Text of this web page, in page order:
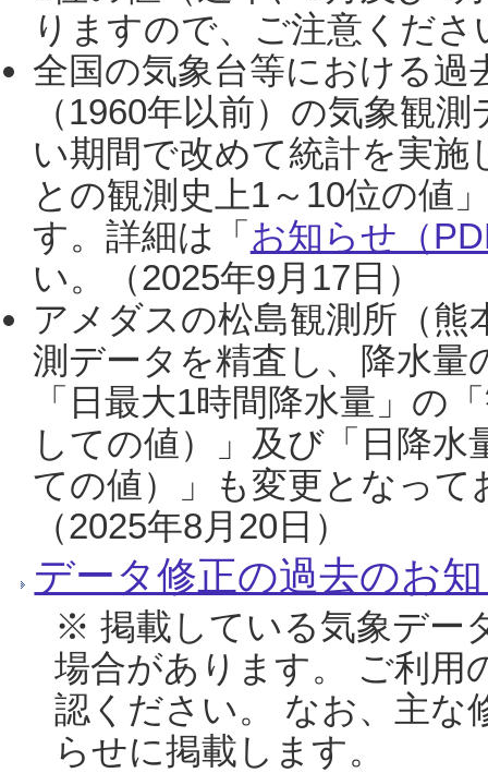
りますので、ご注意くだ
全国の気象台等における過
（1960年以前）の気象観
い期間で改めて統計を実
との観測史上1～10位の値
す。詳細は「 お知らせ（
い。（2025年9月17日）
アメダスの松島観測所（熊
測データを精査し、降水
「日最大1時間降水量」の
しての値）」及び「日降
ての値）」も変更となっ
（2025年8月20日）
データ修正の過去のお
※ 掲載している気象デー
場合があります。 ご利用
認ください。 なお、主な
らせに掲載します。